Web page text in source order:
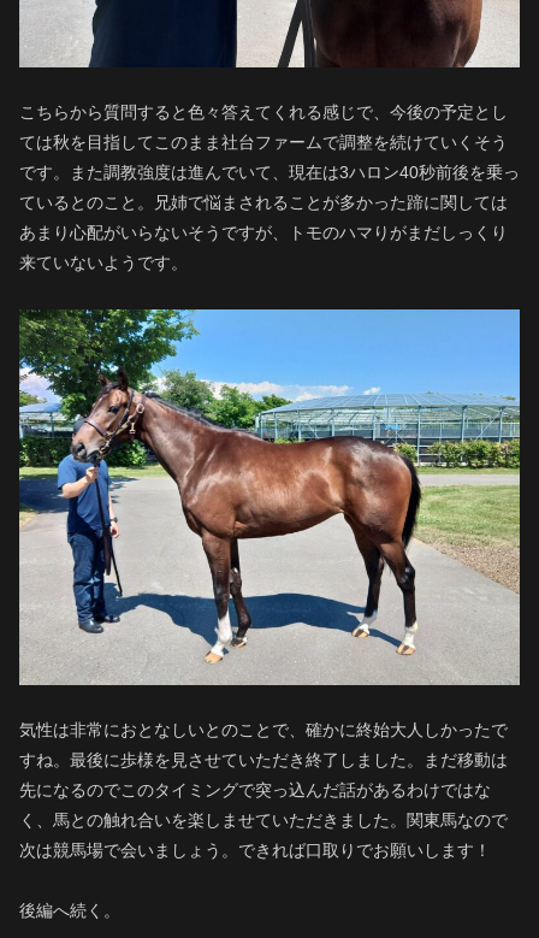
こちらから質問すると色々答えてくれる感じで、今後の予定とし
ては秋を目指してこのまま社台ファームで調整を続けていくそう
です。また調教強度は進んでいて、現在は3ハロン40秒前後を乗っ
ているとのこと。兄姉で悩まされることが多かった蹄に関しては
あまり心配がいらないそうですが、トモのハマりがまだしっくり
来ていないようです。
気性は非常におとなしいとのことで、確かに終始大人しかったで
すね。最後に歩様を見させていただき終了しました。まだ移動は
先になるのでこのタイミングで突っ込んだ話があるわけではな
く、馬との触れ合いを楽しませていただきました。関東馬なので
次は競馬場で会いましょう。できれば口取りでお願いします！
後編へ続く。